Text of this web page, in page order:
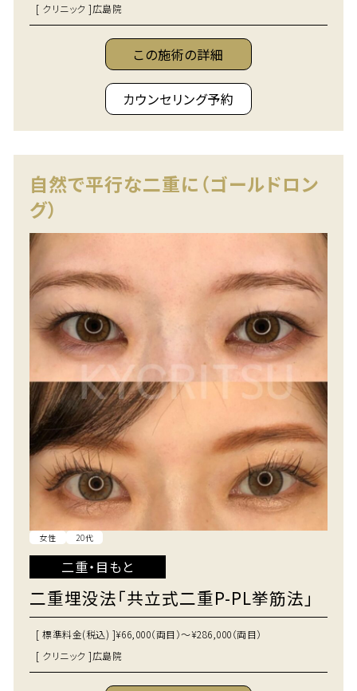
[ クリニック ]広島院
この施術の詳細
カウンセリング予約
自然で平行な二重に（ゴールドロン
グ）
女性 20代
二重・目もと
二重埋没法「共立式二重P-PL挙筋法」
[ 標準料金(税込) ]¥66,000（両目）～¥286,000（両目）
[ クリニック ]広島院